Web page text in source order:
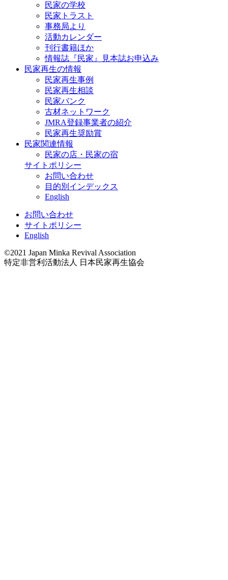
民家の学校
民家トラスト
事務局より
活動カレンダー
刊行書籍ほか
情報誌『民家』見本誌お申込み
民家再生の情報
民家再生事例
民家再生相談
民家バンク
古材ネットワーク
JMRA登録事業者の紹介
民家再生奨励賞
民家関連情報
民家の店・民家の宿
サイトポリシー
お問い合わせ
目的別インデックス
English
お問い合わせ
サイトポリシー
English
©2021 Japan Minka Revival Association
特定非営利活動法人 日本民家再生協会